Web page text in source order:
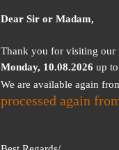
Dear Sir or Madam,
Thank you for visiting our
Monday, 10.08.2026 up
We are available again
processed again